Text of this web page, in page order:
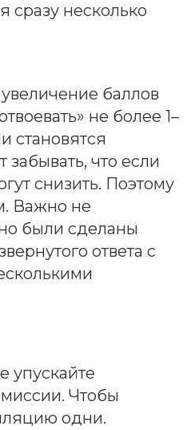
сразу несколько
баллов
не более 1–
становятся
что если
снизить. Поэтому
Важно не
были сделаны
ответа с
упускайте
Чтобы
одни.